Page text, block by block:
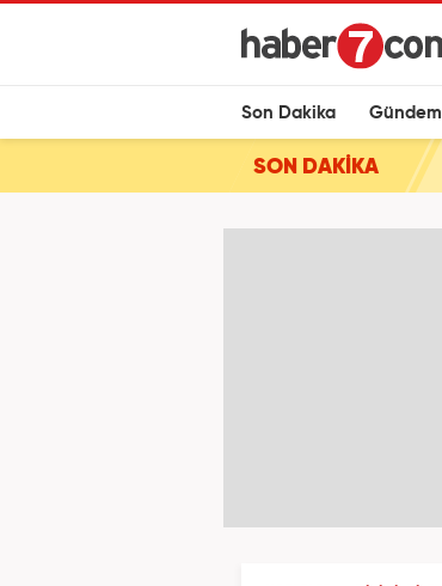
Son Dakika Gündem
SON DAKİKA